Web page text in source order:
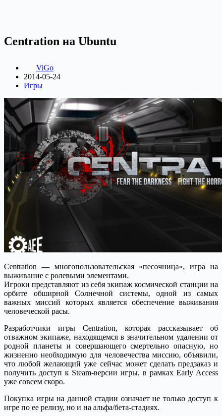
Centration на Ubuntu
ViGo
2014-05-24
Игры
Centration — многопользовательская «песочница», игра на
выживание с ролевыми элементами.
Игроки представляют из себя экипаж космической станции на
орбите обширной Солнечной системы, одной из самых
важных миссий которых является обеспечение выживания
человеческой расы.
Разработчики игры Centration, которая рассказывает об
отважном экипаже, находящемся в значительном удалении от
родной планеты и совершающего смертельно опасную, но
жизненно необходимую для человечества миссию, объявили,
что любой желающий уже сейчас может сделать предзаказ и
получить доступ к Steam-версии игры, в рамках Early Access
уже совсем скоро.
Покупка игры на данной стадии означает не только доступ к
игре по ее релизу, но и на альфа/бета-стадиях.